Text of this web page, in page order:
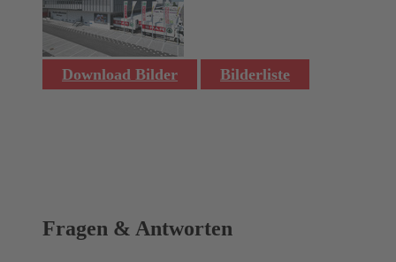
Download Bilder Bilderliste
Fragen & Antworten